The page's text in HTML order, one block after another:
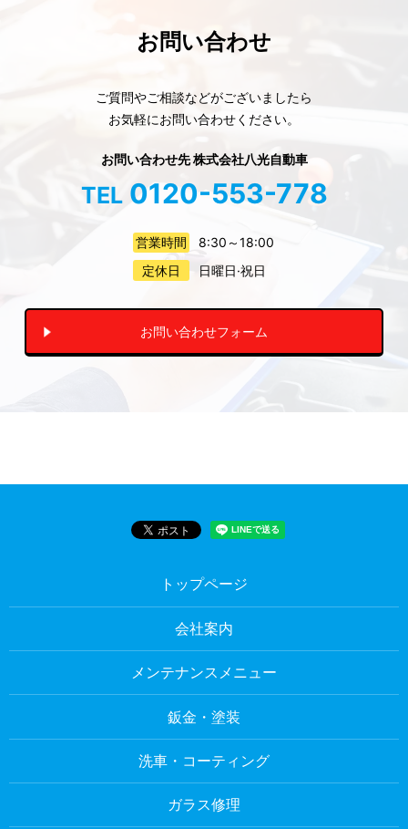
お問い合わせ
ご質問やご相談などがございましたら
お気軽にお問い合わせください。
お問い合わせ先 株式会社八光自動車
TEL 0120-553-778
営業時間
8:30～18:00
定休日
日曜日·祝日
お問い合わせフォーム
トップページ
会社案内
メンテナンスメニュー
鈑金・塗装
洗車・コーティング
ガラス修理